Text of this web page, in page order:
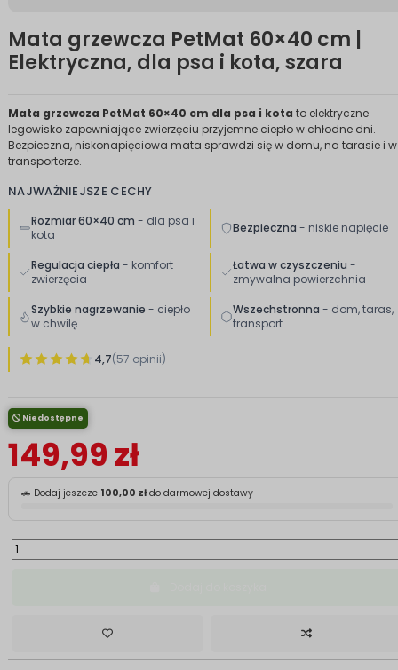
Mata grzewcza PetMat 60×40 cm |
Elektryczna, dla psa i kota, szara
Mata grzewcza PetMat 60×40 cm dla psa i kota to elektryczne
legowisko zapewniające zwierzęciu przyjemne ciepło w chłodne dni.
Bezpieczna, niskonapięciowa mata sprawdzi się w domu, na tarasie i w
transporterze.
NAJWAŻNIEJSZE CECHY
Rozmiar 60×40 cm - dla psa i
kota
Bezpieczna - niskie napięcie
Regulacja ciepła - komfort
zwierzęcia
Łatwa w czyszczeniu -
zmywalna powierzchnia
Szybkie nagrzewanie - ciepło
w chwilę
Wszechstronna - dom, taras,
transport
4,7(57 opinii)
Niedostępne
149,99 zł
🚗 Dodaj jeszcze 100,00 złdo darmowej dostawy